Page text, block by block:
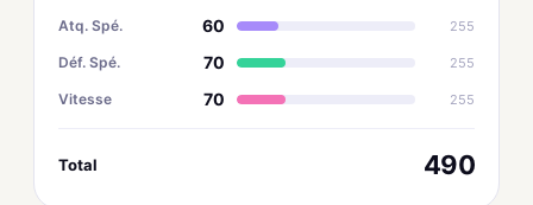
Atq. Spé. 60 255
Déf. Spé. 70 255
Vitesse 70 255
Total 490